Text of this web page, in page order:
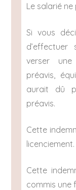
Le salarié
Si vous
verser
préavis,
aurait dû
préavis.
Cette
licenciement.
Cette
commis une